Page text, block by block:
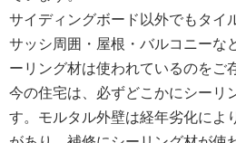
サイディングボード以外でもタイ
サッシ周囲・屋根・バルコニーな
ーリング材は使われているのをご
今の住宅は、必ずどこかにシーリ
す。モルタル外壁は経年劣化によ